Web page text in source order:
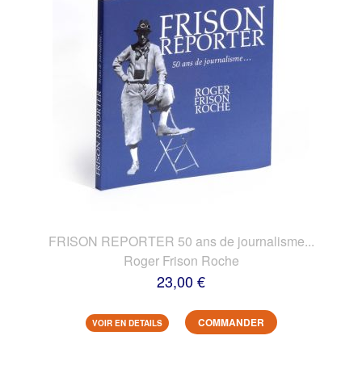
FRISON REPORTER 50 ans de journalisme...
Roger Frison Roche
23,00 €
VOIR EN DETAILS COMMANDER